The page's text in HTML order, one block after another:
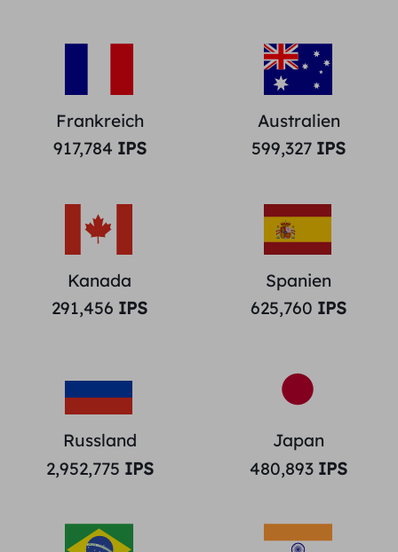
Frankreich
917,784 IPS
Australien
599,327 IPS
Kanada
291,456 IPS
Spanien
625,760 IPS
Russland
2,952,775 IPS
Japan
480,893 IPS